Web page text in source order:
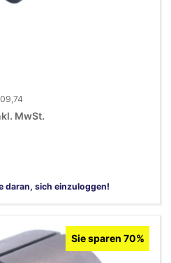
MwSt.
daran, sich einzuloggen!
Sie sparen 70%